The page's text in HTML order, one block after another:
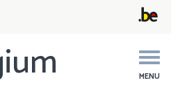
MENU